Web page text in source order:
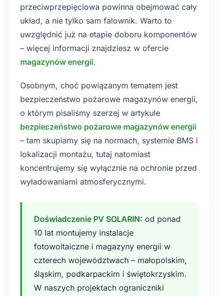
przeciwprzepięciowa powinna obejmować cały
układ, a nie tylko sam falownik. Warto to
uwzględnić już na etapie doboru komponentów
– więcej informacji znajdziesz w ofercie
magazynów energii.
Osobnym, choć powiązanym tematem jest
bezpieczeństwo pożarowe magazynów energii,
o którym pisaliśmy szerzej w artykule
bezpieczeństwo pożarowe magazynów energii
– tam skupiamy się na normach, systemie BMS i
lokalizacji montażu, tutaj natomiast
koncentrujemy się wyłącznie na ochronie przed
wyładowaniami atmosferycznymi.
Doświadczenie PV SOLARIN: od ponad
10 lat montujemy instalacje
fotowoltaiczne i magazyny energii w
czterech województwach – małopolskim,
śląskim, podkarpackim i świętokrzyskim.
W naszych projektach ograniczniki